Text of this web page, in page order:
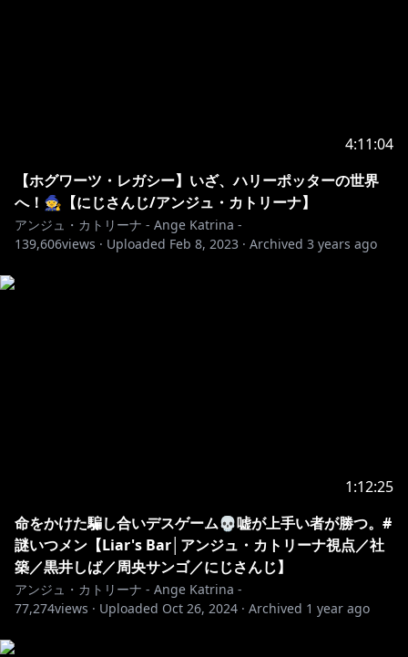
4:11:04
【ホグワーツ・レガシー】いざ、ハリーポッターの世界
へ！🧙【にじさんじ/アンジュ・カトリーナ】
アンジュ・カトリーナ - Ange Katrina -
139,606views · Uploaded Feb 8, 2023 · Archived 3 years ago
1:12:25
命をかけた騙し合いデスゲーム💀嘘が上手い者が勝つ。#
謎いつメン【Liar's Bar│アンジュ・カトリーナ視点／社
築／黒井しば／周央サンゴ／にじさんじ】
アンジュ・カトリーナ - Ange Katrina -
77,274views · Uploaded Oct 26, 2024 · Archived 1 year ago